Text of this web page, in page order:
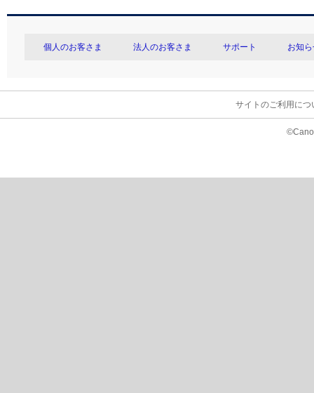
個人のお客さま 法人のお客さま サポート お知
サイトのご利用につ